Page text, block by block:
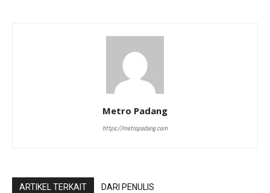
Metro Padang
https://metropadang.com
ARTIKEL TERKAIT DARI PENULIS